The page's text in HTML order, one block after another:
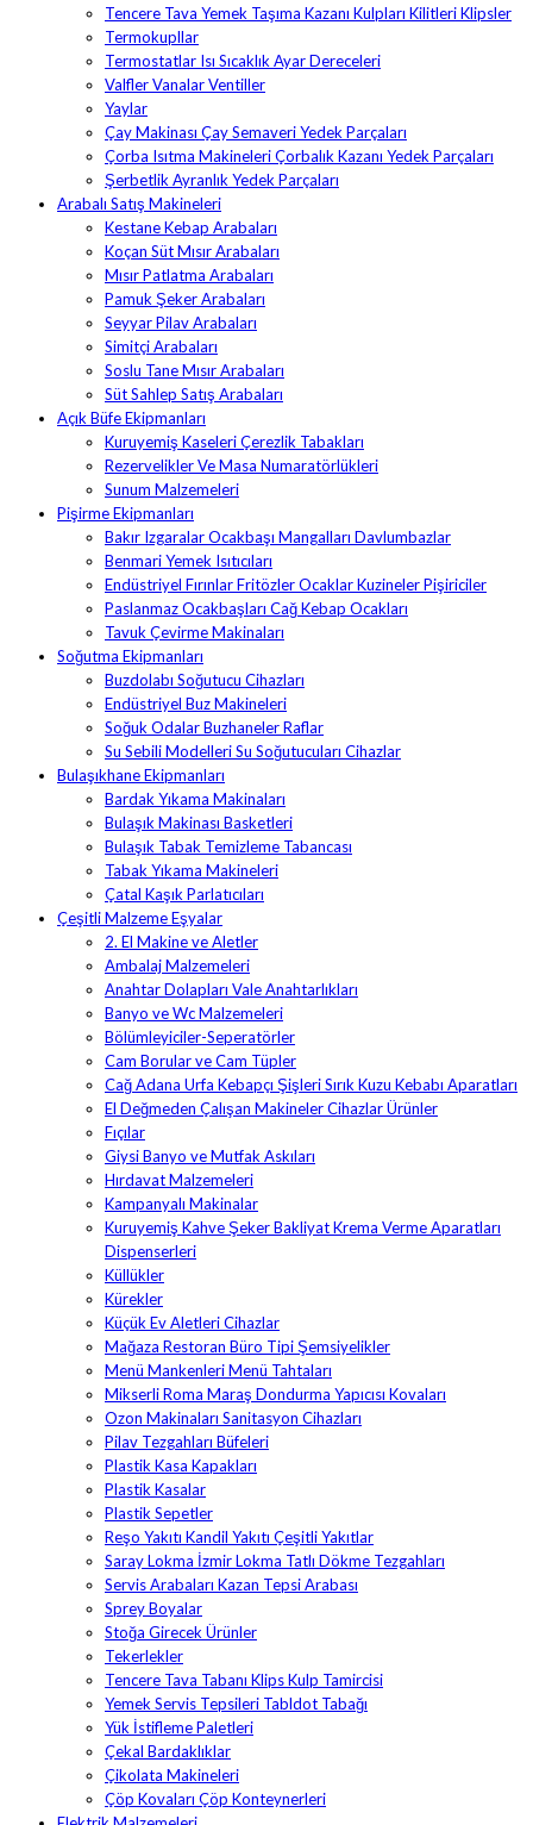
Tencere Tava Yemek Taşıma Kazanı Kulpları Kilitleri Klipsler
Termokupllar
Termostatlar Isı Sıcaklık Ayar Dereceleri
Valfler Vanalar Ventiller
Yaylar
Çay Makinası Çay Semaveri Yedek Parçaları
Çorba Isıtma Makineleri Çorbalık Kazanı Yedek Parçaları
Şerbetlik Ayranlık Yedek Parçaları
Arabalı Satış Makineleri
Kestane Kebap Arabaları
Koçan Süt Mısır Arabaları
Mısır Patlatma Arabaları
Pamuk Şeker Arabaları
Seyyar Pilav Arabaları
Simitçi Arabaları
Soslu Tane Mısır Arabaları
Süt Sahlep Satış Arabaları
Açık Büfe Ekipmanları
Kuruyemiş Kaseleri Çerezlik Tabakları
Rezervelikler Ve Masa Numaratörlükleri
Sunum Malzemeleri
Pişirme Ekipmanları
Bakır Izgaralar Ocakbaşı Mangalları Davlumbazlar
Benmari Yemek Isıtıcıları
Endüstriyel Fırınlar Fritözler Ocaklar Kuzineler Pişiriciler
Paslanmaz Ocakbaşları Cağ Kebap Ocakları
Tavuk Çevirme Makinaları
Soğutma Ekipmanları
Buzdolabı Soğutucu Cihazları
Endüstriyel Buz Makineleri
Soğuk Odalar Buzhaneler Raflar
Su Sebili Modelleri Su Soğutucuları Cihazlar
Bulaşıkhane Ekipmanları
Bardak Yıkama Makinaları
Bulaşık Makinası Basketleri
Bulaşık Tabak Temizleme Tabancası
Tabak Yıkama Makineleri
Çatal Kaşık Parlatıcıları
Çeşitli Malzeme Eşyalar
2. El Makine ve Aletler
Ambalaj Malzemeleri
Anahtar Dolapları Vale Anahtarlıkları
Banyo ve Wc Malzemeleri
Bölümleyiciler-Seperatörler
Cam Borular ve Cam Tüpler
Cağ Adana Urfa Kebapçı Şişleri Sırık Kuzu Kebabı Aparatları
El Değmeden Çalışan Makineler Cihazlar Ürünler
Fıçılar
Giysi Banyo ve Mutfak Askıları
Hırdavat Malzemeleri
Kampanyalı Makinalar
Kuruyemiş Kahve Şeker Bakliyat Krema Verme Aparatları
Dispenserleri
Küllükler
Kürekler
Küçük Ev Aletleri Cihazlar
Mağaza Restoran Büro Tipi Şemsiyelikler
Menü Mankenleri Menü Tahtaları
Mikserli Roma Maraş Dondurma Yapıcısı Kovaları
Ozon Makinaları Sanitasyon Cihazları
Pilav Tezgahları Büfeleri
Plastik Kasa Kapakları
Plastik Kasalar
Plastik Sepetler
Reşo Yakıtı Kandil Yakıtı Çeşitli Yakıtlar
Saray Lokma İzmir Lokma Tatlı Dökme Tezgahları
Servis Arabaları Kazan Tepsi Arabası
Sprey Boyalar
Stoğa Girecek Ürünler
Tekerlekler
Tencere Tava Tabanı Klips Kulp Tamircisi
Yemek Servis Tepsileri Tabldot Tabağı
Yük İstifleme Paletleri
Çekal Bardaklıklar
Çikolata Makineleri
Çöp Kovaları Çöp Konteynerleri